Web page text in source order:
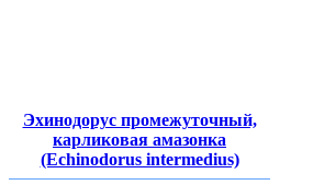
Эхинодорус промежуточный,
карликовая амазонка
(Echinodorus intermedius)